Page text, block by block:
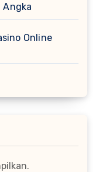
Angka
Online